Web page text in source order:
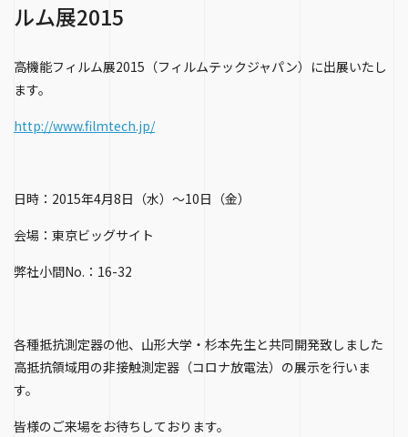
ルム展2015
高機能フィルム展2015（フィルムテックジャパン）に出展いたし
ます。
http://www.filmtech.jp/
日時：2015年4月8日（水）～10日（金）
会場：東京ビッグサイト
弊社小間No.：16-32
各種抵抗測定器の他、山形大学・杉本先生と共同開発致しました
高抵抗領域用の非接触測定器（コロナ放電法）の展示を行いま
す。
皆様のご来場をお待ちしております。